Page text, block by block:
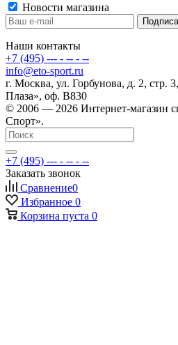
Новости магазина
Наши контакты
+7 (495) --- - -- - --
info@eto-sport.ru
г. Москва, ул. Горбунова, д. 2, стр.
Плаза», оф. В830
© 2006 — 2026 Интернет-магазин
Спорт».
+7 (495) --- - -- - --
Заказать звонок
Сравнение0
Избранное 0
Корзина пуста 0